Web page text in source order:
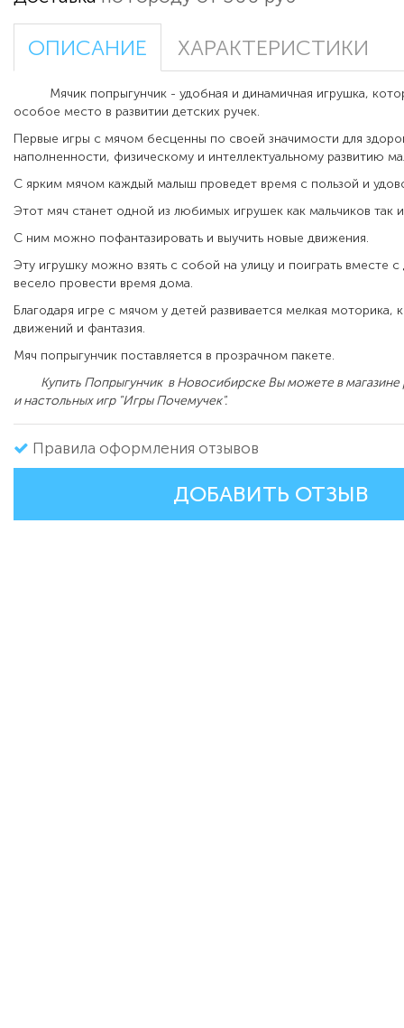
ОПИСАНИЕ ХАРАКТЕРИСТИКИ
Мячик попрыгунчик - удобная и динамичная игрушка,
особое место в развитии детских ручек.
Первые игры с мячом бесценны по своей значимости для
наполненности, физическому и интеллектуальному развитию
С ярким мячом каждый малыш проведет время с пользой и
Этот мяч станет одной из любимых игрушек как мальчиков так
С ним можно пофантазировать и выучить новые движения.
Эту игрушку можно взять с собой на улицу и поиграть вместе с
весело провести время дома.
Благодаря игре с мячом у детей развивается мелкая моторика,
движений и фантазия.
Мяч попрыгунчик поставляется в прозрачном пакете.
Купить Попрыгунчик в Новосибирске Вы можете в магазине
и настольных игр "Игры Почемучек".
Правила оформления отзывов
ДОБАВИТЬ ОТЗЫВ